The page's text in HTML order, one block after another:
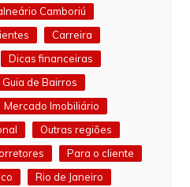
Camboriú
Carreira
Dicas financeiras
Guia de Bairros
Mercado Imobiliário
Outras regiões
Para o cliente
Rio de Janeiro